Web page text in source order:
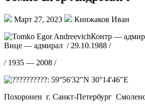
Март 27, 2023
Кинжаков Иван
Контр —
Вице — адмирал / 29.10.1988 /
/ 1935 — 2008 /
Похоронен г. Санкт-Петербург